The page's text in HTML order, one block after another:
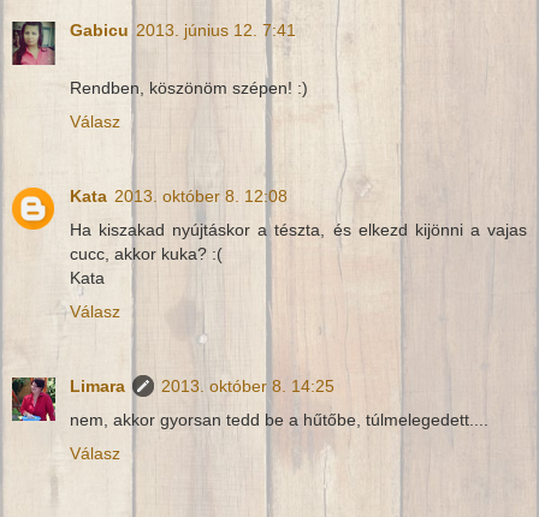
Gabicu 2013. június 12. 7:41
Rendben, köszönöm szépen! :)
Válasz
Kata 2013. október 8. 12:08
Ha kiszakad nyújtáskor a tészta, és elkezd kijönni a vajas
cucc, akkor kuka? :(
Kata
Válasz
Limara
2013. október 8. 14:25
nem, akkor gyorsan tedd be a hűtőbe, túlmelegedett....
Válasz